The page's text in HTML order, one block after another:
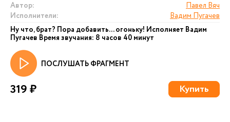
Автор:
Павел Вяч
Исполнители:
Вадим Пугачев
Ну что, брат? Пора добавить... огоньку! Исполняет Вадим
Пугачев Время звучания: 8 часов 40 минут
ПОСЛУШАТЬ ФРАГМЕНТ
319 ₽ Купить